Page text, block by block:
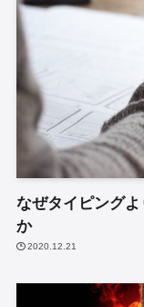
なぜタイピング
か
2020.12.21